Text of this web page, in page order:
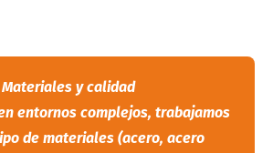
Materiales y calidad
entornos complejos, trabajamos
de materiales (acero, acero